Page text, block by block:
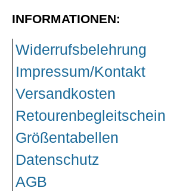
Petticoats
T-Shirts
Begriffe
Dobermann
Hot Rod
Nordische Götterwelt
INFORMATIONEN:
Widerrufsbelehrung
Impressum/Kontakt
Versandkosten
Retourenbegleitschein
Größentabellen
Datenschutz
AGB